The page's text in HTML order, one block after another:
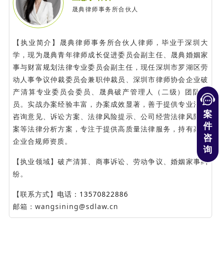
晟典律师事务所合伙人
【执业简介】晟典律师事务所合伙人律师，毕业于深圳大
学，现为晟典青年律师成长促进委员会副主任、晟典婚姻家
事与财富规划法律专业委员会副主任，现任深圳市罗湖区劳
动人事争议仲裁委员会兼职仲裁员、深圳市律师协会企业破
产清算专业委员会委员、晟典破产管理人（二级）团队成
员。实战办案经验丰富，办案成效显著，善于提供专业法律
咨询意见、诉讼方案、法律风险提示、公司经营法律风险预
案等法律分析方案，专注于提供高质量法律服务，持有高级
企业合规师资质。
【执业领域】破产清算、商事诉讼、劳动争议、婚姻家事纠
纷。
【联系方式】 电话：13570822886
邮箱：wangsining@sdlaw.cn
案
件
咨
询